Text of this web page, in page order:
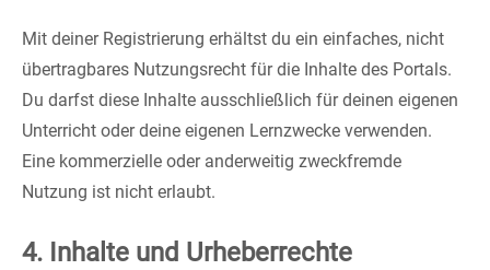
Mit deiner Registrierung erhältst du ein einfaches, nicht
übertragbares Nutzungsrecht für die Inhalte des Portals.
Du darfst diese Inhalte ausschließlich für deinen eigenen
Unterricht oder deine eigenen Lernzwecke verwenden.
Eine kommerzielle oder anderweitig zweckfremde
Nutzung ist nicht erlaubt.
4. Inhalte und Urheberrechte